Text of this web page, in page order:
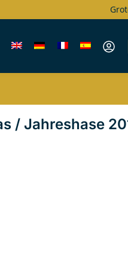
/ Jahreshase